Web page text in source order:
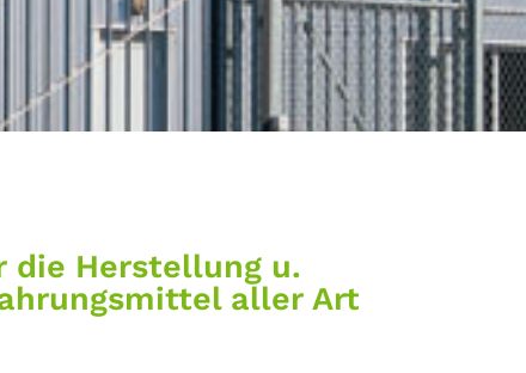
die Herstellung u.
aller Art